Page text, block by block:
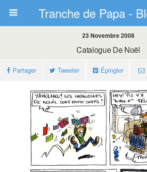
Tranche de Papa -
23 Novembre 2008
Catalogue De Noël
Partager Tweeter Épingler